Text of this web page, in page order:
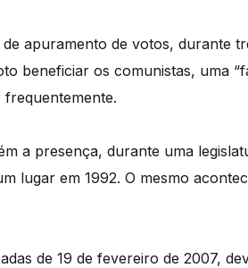
de apuramento de votos, durante
beneficiar os comunistas, uma
a presença, durante uma
lugar em 1992. O mesmo
de 19 de fevereiro de 2007,